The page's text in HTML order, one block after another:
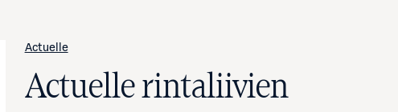
Actuelle
Actuelle rintaliivien